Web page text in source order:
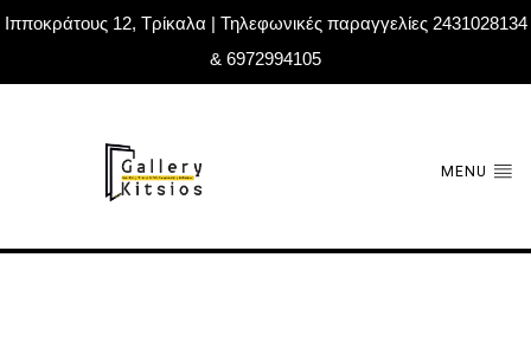
Ιπποκράτους 12, Τρίκαλα | Τηλεφωνικές παραγγελίες 2431028134
& 6972994105
MENU